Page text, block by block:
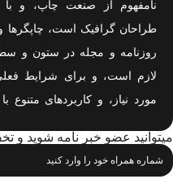
نامفهوم از صنعت چاپ، و با
طراحان گرافیک است، چاپگرها
روزنامه و مجله در ستون و
لازم است، و برای شرایط
مورد نیاز، و کاربردهای متنوع
اهدف لورم ایپسوم متن
میتوانید عضو خبر نامه شوید و